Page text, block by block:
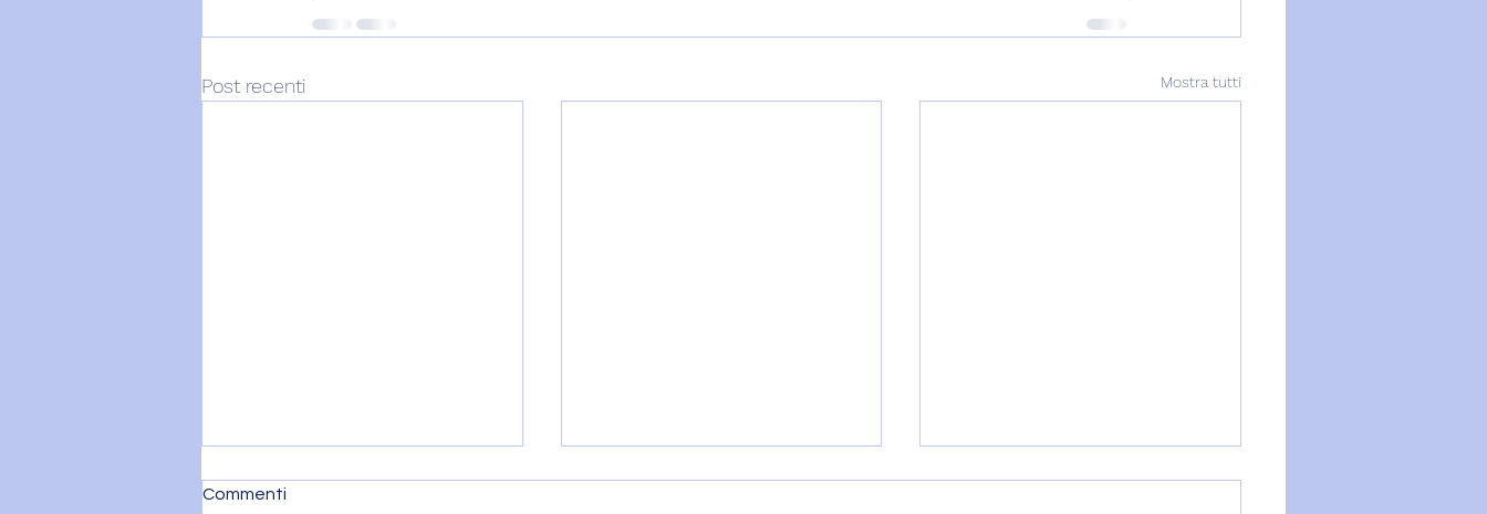
Post recenti Mostra tutti
Commenti